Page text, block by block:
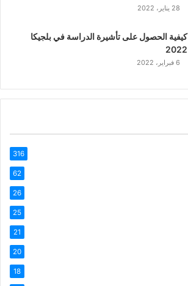
28 يناير، 2022
كيفية الحصول على تأشيرة الدراسة في بلجيكا
2022
6 فبراير، 2022
316
62
26
25
21
20
18